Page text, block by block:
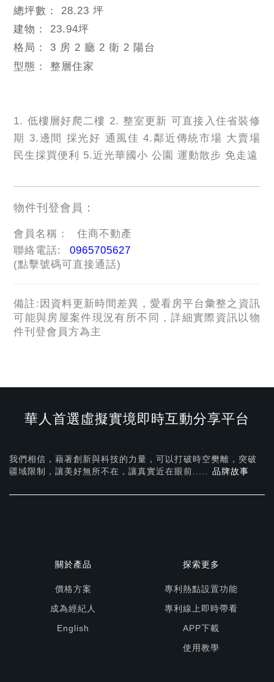
總坪數： 28.23 坪
建物： 23.94坪
格局：3 房 2 廳 2 衛 2 陽台
型態：整層住家
1. 低樓層好爬二樓 2. 整室更新 可直接入住省裝修
期 3.邊間 採光好 通風佳 4.鄰近傳統市場 大賣場
民生採買便利 5.近光華國小 公園 運動散步 免走遠
物件刊登會員：
會員名稱：
住商不動產
聯絡電話:
0965705627
(點擊號碼可直接通話)
備註:因資料更新時間差異，愛看房平台彙整之資訊
可能與房屋案件現況有所不同，詳細實際資訊以物
件刊登會員方為主
華人首選虛擬實境即時互動分享平台
我們相信，藉著創新與科技的力量，可以打破時空樊離，突破
疆域限制，讓美好無所不在， 讓真實近在眼前..... 品牌故事
關於產品
價格方案
成為經紀人
English
探索更多
專利熱點設置功能
專利線上即時帶看
APP下載
使用教學